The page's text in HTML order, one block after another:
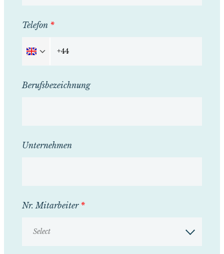
Telefon *
Berufsbezeichnung
Unternehmen
Nr. Mitarbeiter *
Select